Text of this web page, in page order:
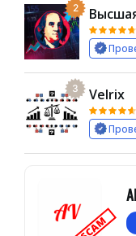
2
3 Velrix
SCAM